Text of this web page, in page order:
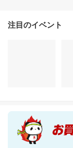
注目のイベント